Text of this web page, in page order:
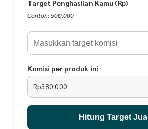
Target Penghasilan Kamu (Rp)
Contoh: 500.000
Komisi per produk ini
Rp380.000
Hitung Target Jual